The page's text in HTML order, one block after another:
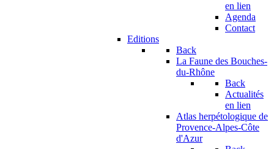
en lien
Agenda
Contact
Editions
Back
La Faune des Bouches-
du-Rhône
Back
Actualités
en lien
Atlas herpétologique de
Provence-Alpes-Côte
d'Azur